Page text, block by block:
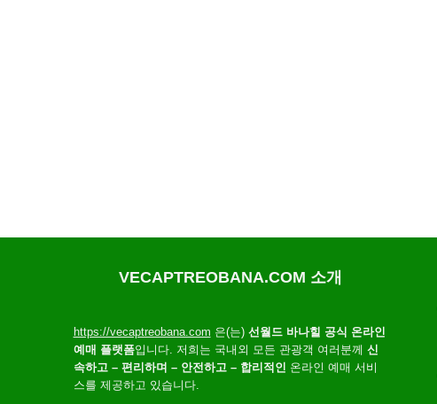
VECAPTREOBANA.COM 소개
https://vecaptreobana.com 은(는) 선월드 바나힐 공식 온라인
예매 플랫폼입니다. 저희는 국내외 모든 관광객 여러분께 신
속하고 – 편리하며 – 안전하고 – 합리적인 온라인 예매 서비
스를 제공하고 있습니다.